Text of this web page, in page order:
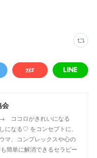
会
ココロがきれいになる
なる♡ をコンセプトに、
マ、コンプレックスや心の
簡単に解消できるセラピー